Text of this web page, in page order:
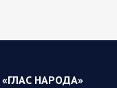
«ГЛАС НАРОДА»